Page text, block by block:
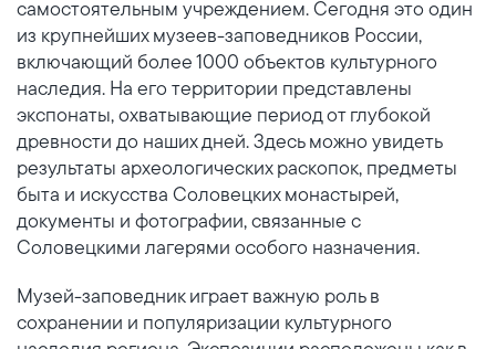
самостоятельным учреждением. Сегодня это один
из крупнейших музеев-заповедников России,
включающий более 1000 объектов культурного
наследия. На его территории представлены
экспонаты, охватывающие период от глубокой
древности до наших дней. Здесь можно увидеть
результаты археологических раскопок, предметы
быта и искусства Соловецких монастырей,
документы и фотографии, связанные с
Соловецкими лагерями особого назначения.
Музей-заповедник играет важную роль в
сохранении и популяризации культурного